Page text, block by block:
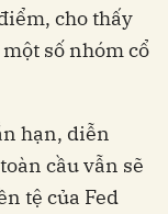
cho thấy
số nhóm cổ
hạn, diễn
cầu vẫn sẽ
tệ của Fed